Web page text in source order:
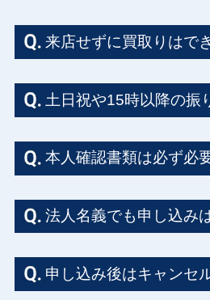
来店せずに買取りはで
土日祝や15時以降の振
本人確認書類は必ず必
法人名義でも申し込み
申し込み後はキャンセ